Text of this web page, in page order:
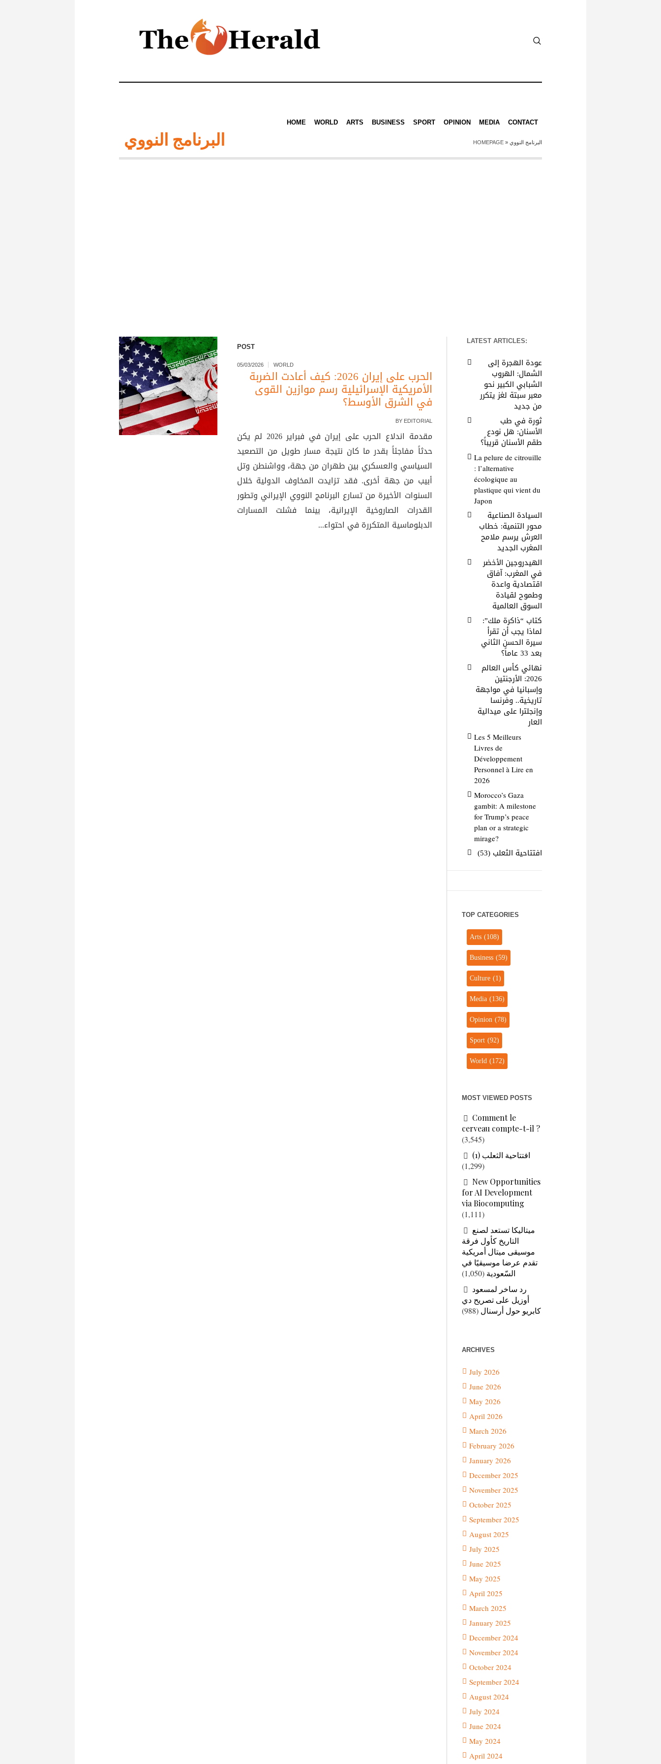
HOME WORLD ARTS BUSINESS SPORT OPINION MEDIA CONTACT
البرنامج النووي HOMEPAGE » البرنامج النووي
POST
05/03/2026 WORLD
الحرب على إيران 2026: كيف أعادت الضربة
الأمريكية الإسرائيلية رسم موازين القوى
في الشرق الأوسط؟
BY EDITORIAL
مقدمة اندلاع الحرب على إيران في فبراير 2026 لم يكن
حدثاً مفاجئاً بقدر ما كان نتيجة مسار طويل من التصعيد
السياسي والعسكري بين طهران من جهة، وواشنطن وتل
أبيب من جهة أخرى. فقد تزايدت المخاوف الدولية خلال
السنوات الأخيرة من تسارع البرنامج النووي الإيراني وتطور
القدرات الصاروخية الإيرانية، بينما فشلت المسارات
الدبلوماسية المتكررة في احتواء...
LATEST ARTICLES:
عودة الهجرة إلى
الشمال: الهروب
الشبابي الكبير نحو
معبر سبتة لغز يتكرر
من جديد
ثورة في طب
الأسنان: هل نودع
طقم الأسنان قريباً؟
La pelure de citrouille
: l’alternative
écologique au
plastique qui vient du
Japon
السيادة الصناعية
محور التنمية: خطاب
العرش يرسم ملامح
المغرب الجديد
الهيدروجين الأخضر
في المغرب: آفاق
اقتصادية واعدة
وطموح لقيادة
السوق العالمية
كتاب “ذاكرة ملك”:
لماذا يجب أن تقرأ
سيرة الحسن الثاني
بعد 33 عاماً؟
نهائي كأس العالم
2026: الأرجنتين
وإسبانيا في مواجهة
تاريخية.. وفرنسا
وإنجلترا على ميدالية
العار
Les 5 Meilleurs
Livres de
Développement
Personnel à Lire en
2026
Morocco’s Gaza
gambit: A milestone
for Trump’s peace
plan or a strategic
mirage?
افتتاحية الثعلب (53)
TOP CATEGORIES
Arts(108)
Business(59)
Culture(1)
Media(136)
Opinion(78)
Sport(92)
World(172)
MOST VIEWED POSTS
Comment le
cerveau compte-t-il ?
(3,545)
افتتاحية الثعلب (1)
(1,299)
New Opportunities
for AI Development
via Biocomputing
(1,111)
ميتاليكا تستعد لصنع
التاريخ كأول فرقة
موسيقى ميتال أمريكية
تقدم عرضا موسيقيًا في
السّعودية (1,050)
رد ساخر لمسعود
أوزيل على تصريح دي
كابريو حول أرسنال (988)
ARCHIVES
July 2026
June 2026
May 2026
April 2026
March 2026
February 2026
January 2026
December 2025
November 2025
October 2025
September 2025
August 2025
July 2025
June 2025
May 2025
April 2025
March 2025
January 2025
December 2024
November 2024
October 2024
September 2024
August 2024
July 2024
June 2024
May 2024
April 2024